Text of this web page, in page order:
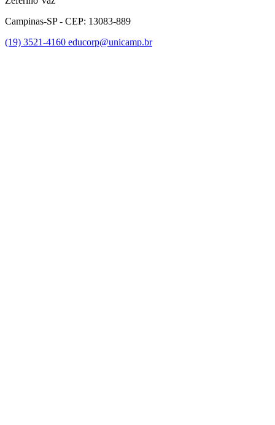
Campinas-SP - CEP: 13083-889
(19) 3521-4160 educorp@unicamp.br